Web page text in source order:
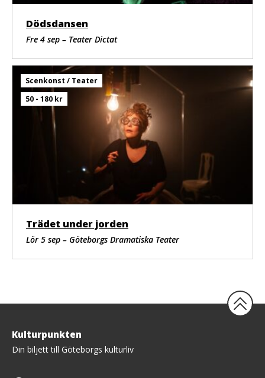
Dödsdansen
Fre 4 sep – Teater Dictat
Scenkonst / Teater
50 - 180 kr
Trädet under jorden
Lör 5 sep – Göteborgs Dramatiska Teater
Tillbaka
upp
Kulturpunkten
Din biljett till Göteborgs kulturliv